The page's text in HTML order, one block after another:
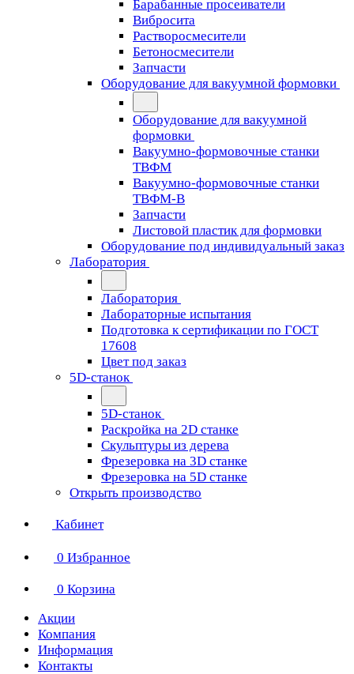
Барабанные просеиватели
Вибросита
Растворосмесители
Бетоносмесители
Запчасти
Оборудование для вакуумной формовки
Оборудование для вакуумной
формовки
Вакуумно-формовочные станки
ТВФМ
Вакуумно-формовочные станки
ТВФМ-В
Запчасти
Листовой пластик для формовки
Оборудование под индивидуальный заказ
Лаборатория
Лаборатория
Лабораторные испытания
Подготовка к сертификации по ГОСТ
17608
Цвет под заказ
5D-станок
5D-станок
Раскройка на 2D станке
Скульптуры из дерева
Фрезеровка на 3D станке
Фрезеровка на 5D станке
Открыть производство
Кабинет
0 Избранное
0 Корзина
Акции
Компания
Информация
Контакты